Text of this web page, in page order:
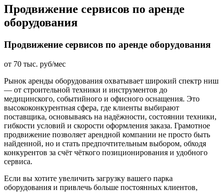
Продвижение сервисов по аренде
оборудования
Продвижение сервисов по аренде оборудования
от 70 тыс. руб/мес
Рынок аренды оборудования охватывает широкий спектр ниш
— от строительной техники и инструментов до
медицинского, событийного и офисного оснащения. Это
высококонкурентная сфера, где клиенты выбирают
поставщика, основываясь на надёжности, состоянии техники,
гибкости условий и скорости оформления заказа. Грамотное
продвижение позволяет арендной компании не просто быть
найденной, но и стать предпочтительным выбором, обходя
конкурентов за счёт чёткого позиционирования и удобного
сервиса.
Если вы хотите увеличить загрузку вашего парка
оборудования и привлечь больше постоянных клиентов,